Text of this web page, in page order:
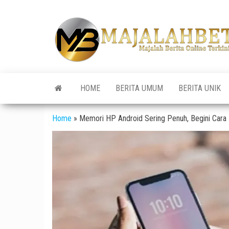
HOME BERITA UMUM BERITA UNIK
Home » Memori HP Android Sering Penuh, Begini